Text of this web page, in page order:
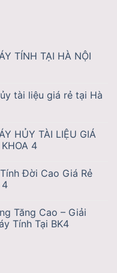
TÍNH TẠI HÀ NỘI
tài liệu giá rẻ tại Hà
HỦY TÀI LIỆU GIÁ
4
Đời Cao Giá Rẻ
4
Tăng Cao – Giải
Tính Tại BK4